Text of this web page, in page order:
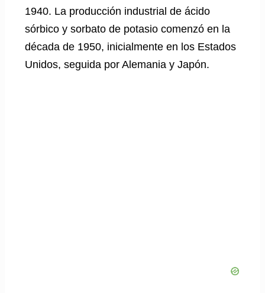
1940. La producción industrial de ácido
sórbico y sorbato de potasio comenzó en la
década de 1950, inicialmente en los Estados
Unidos, seguida por Alemania y Japón.